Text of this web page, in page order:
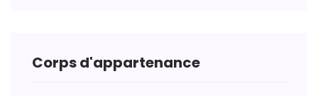
Corps d'appartenance